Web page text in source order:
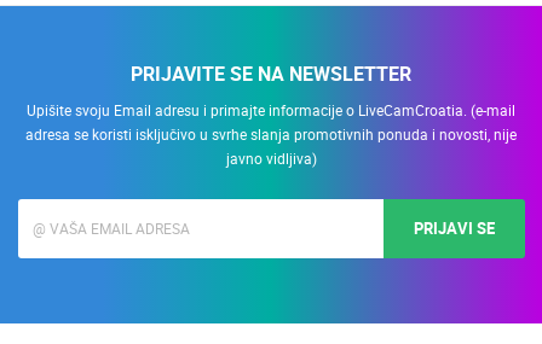
PRIJAVITE SE NA NEWSLETTER
Upišite svoju Email adresu i primajte informacije o LiveCamCroatia. (e-mail
adresa se koristi isključivo u svrhe slanja promotivnih ponuda i novosti, nije
javno vidljiva)
PRIJAVI SE